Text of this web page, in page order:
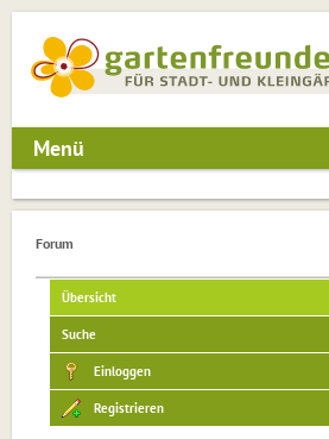
Menü
Forum
Übersicht
Suche
Einloggen
Registrieren